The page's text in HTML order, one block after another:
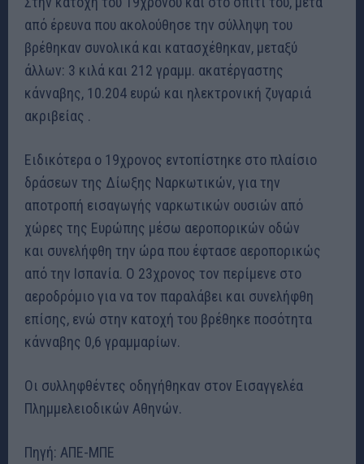
από έρευνα που ακολούθησε την σύλληψη του
βρέθηκαν συνολικά και κατασχέθηκαν, μεταξύ
άλλων: 3 κιλά και 212 γραμμ. ακατέργαστης
κάνναβης, 10.204 ευρώ και ηλεκτρονική ζυγαριά
ακριβείας .
Ειδικότερα ο 19χρονος εντοπίστηκε στο πλαίσιο
δράσεων της Δίωξης Ναρκωτικών, για την
αποτροπή εισαγωγής ναρκωτικών ουσιών από
χώρες της Ευρώπης μέσω αεροπορικών οδών
και συνελήφθη την ώρα που έφτασε αεροπορικώς
από την Ισπανία. Ο 23χρονος τον περίμενε στο
αεροδρόμιο για να τον παραλάβει και συνελήφθη
επίσης, ενώ στην κατοχή του βρέθηκε ποσότητα
κάνναβης 0,6 γραμμαρίων.
Οι συλληφθέντες οδηγήθηκαν στον Εισαγγελέα
Πλημμελειοδικών Αθηνών.
Πηγή: ΑΠΕ-ΜΠΕ